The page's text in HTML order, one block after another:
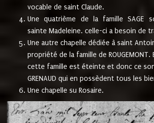
vocable de saint Claude.
Une quatrième de la famille SAGE
sainte Madeleine. celle-ci a besoin de
Une autre chapelle dédiée à saint
propriété de la famille de ROUGEMONT.
cette famille est éteinte et donc ce
GRENAUD qui en possèdent tous les
Une chapelle su Rosaire.